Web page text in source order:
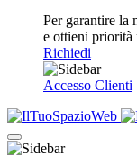
Per garantire la
e ottieni priorità
Richiedi
Accesso Clienti